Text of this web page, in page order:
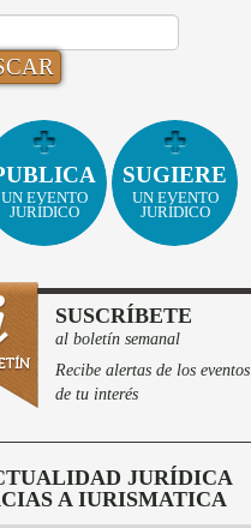
UN EVENTO
JURÍDICO
SUGIERE
UN EVENTO
JURÍDICO
SUSCRÍBETE
al boletín semanal
Recibe alertas de los eventos
de tu interés
JURÍDICA
A IURISMATICA